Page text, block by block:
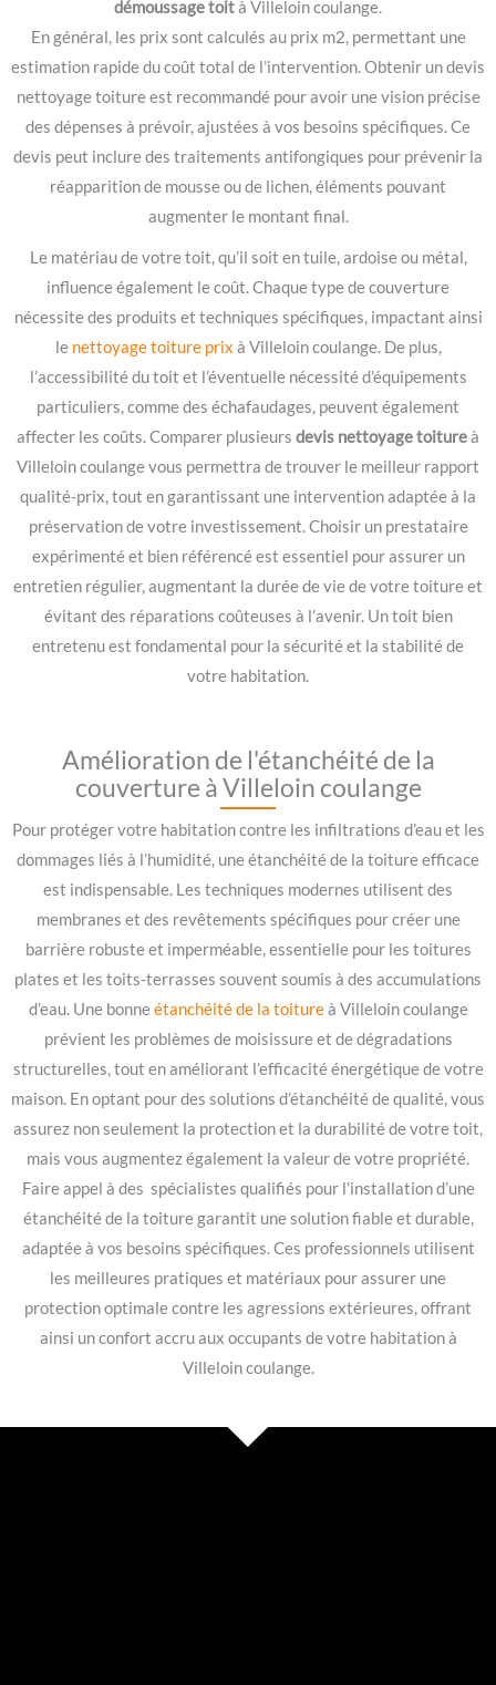
démoussage toità Villeloin coulange.
En général, les prix sont calculés au prix m2, permettant une
estimation rapide du coût total de l’intervention. Obtenir un devis
nettoyage toiture est recommandé pour avoir une vision précise
des dépenses à prévoir, ajustées à vos besoins spécifiques. Ce
devis peut inclure des traitements antifongiques pour prévenir la
réapparition de mousse ou de lichen, éléments pouvant
augmenter le montant final.
Le matériau de votre toit, qu’il soit en tuile, ardoise ou métal,
influence également le coût. Chaque type de couverture
nécessite des produits et techniques spécifiques, impactant ainsi
le nettoyage toiture prix à Villeloin coulange. De plus,
l’accessibilité du toit et l’éventuelle nécessité d’équipements
particuliers, comme des échafaudages, peuvent également
affecter les coûts. Comparer plusieurs devis nettoyage toitureà
Villeloin coulange vous permettra de trouver le meilleur rapport
qualité-prix, tout en garantissant une intervention adaptée à la
préservation de votre investissement. Choisir un prestataire
expérimenté et bien référencé est essentiel pour assurer un
entretien régulier, augmentant la durée de vie de votre toiture et
évitant des réparations coûteuses à l’avenir. Un toit bien
entretenu est fondamental pour la sécurité et la stabilité de
votre habitation.
Amélioration de l'étanchéité de la
couverture à Villeloin coulange
Pour protéger votre habitation contre les infiltrations d’eau et les
dommages liés à l’humidité, une étanchéité de la toiture efficace
est indispensable. Les techniques modernes utilisent des
membranes et des revêtements spécifiques pour créer une
barrière robuste et imperméable, essentielle pour les toitures
plates et les toits-terrasses souvent soumis à des accumulations
d’eau. Une bonneétanchéité de la toitureà Villeloin coulange
prévient les problèmes de moisissure et de dégradations
structurelles, tout en améliorant l’efficacité énergétique de votre
maison. En optant pour des solutions d’étanchéité de qualité, vous
assurez non seulement la protection et la durabilité de votre toit,
mais vous augmentez également la valeur de votre propriété.
Faire appel à des spécialistes qualifiés pour l’installation d’une
étanchéité de la toiture garantit une solution fiable et durable,
adaptée à vos besoins spécifiques. Ces professionnels utilisent
les meilleures pratiques et matériaux pour assurer une
protection optimale contre les agressions extérieures, offrant
ainsi un confort accru aux occupants de votre habitation à
Villeloin coulange.